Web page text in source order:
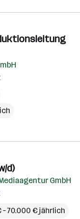
d)
GmbH
– 70.000 € jährlich